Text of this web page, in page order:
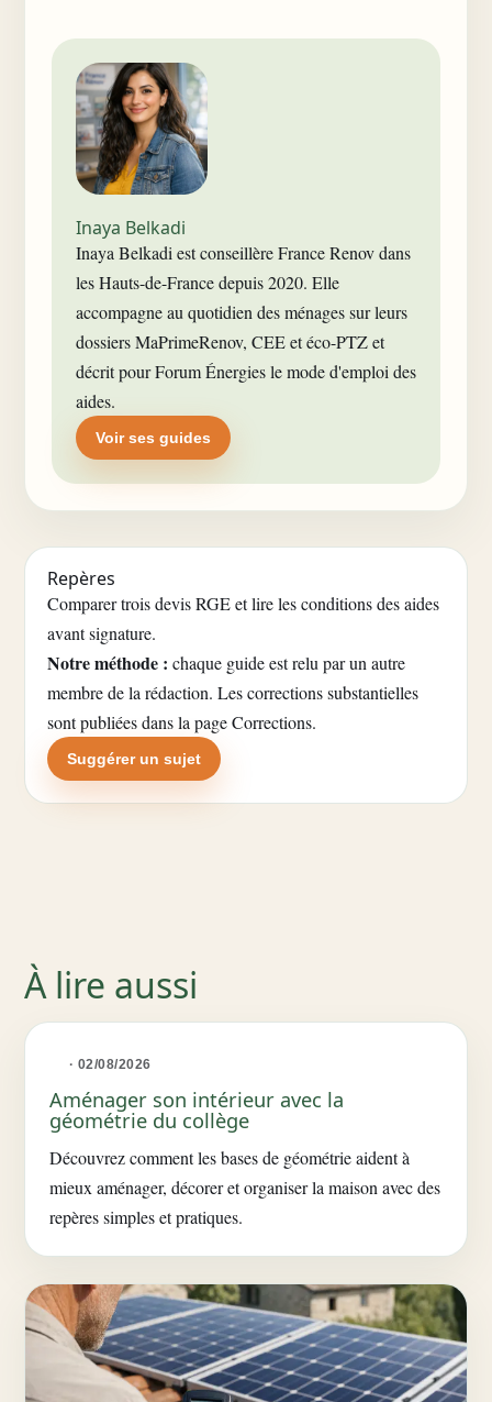
Inaya Belkadi
Inaya Belkadi est conseillère France Renov dans
les Hauts-de-France depuis 2020. Elle
accompagne au quotidien des ménages sur leurs
dossiers MaPrimeRenov, CEE et éco-PTZ et
décrit pour Forum Énergies le mode d'emploi des
aides.
Voir ses guides
Repères
Comparer trois devis RGE et lire les conditions des aides
avant signature.
Notre méthode : chaque guide est relu par un autre
membre de la rédaction. Les corrections substantielles
sont publiées dans la page Corrections.
Suggérer un sujet
À lire aussi
· 02/08/2026
Aménager son intérieur avec la
géométrie du collège
Découvrez comment les bases de géométrie aident à
mieux aménager, décorer et organiser la maison avec des
repères simples et pratiques.